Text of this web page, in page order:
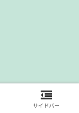
サイドバー